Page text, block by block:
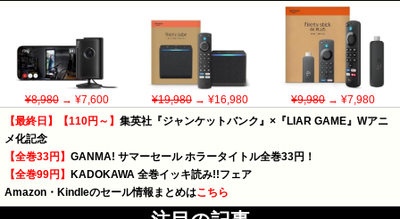
¥8,980→ ¥7,600 ¥19,980→ ¥16,980 ¥9,980→ ¥7,980
【最終日】【110円～】 集英社『ジャンケットバンク』×『LIAR GAME』Wアニ
メ化記念
【全巻33円】 GANMA! サマーセール ホラータイトル全巻33円！
【全巻99円】 KADOKAWA 全巻イッキ読み!!フェア
Amazon・Kindleのセール情報まとめはこちら